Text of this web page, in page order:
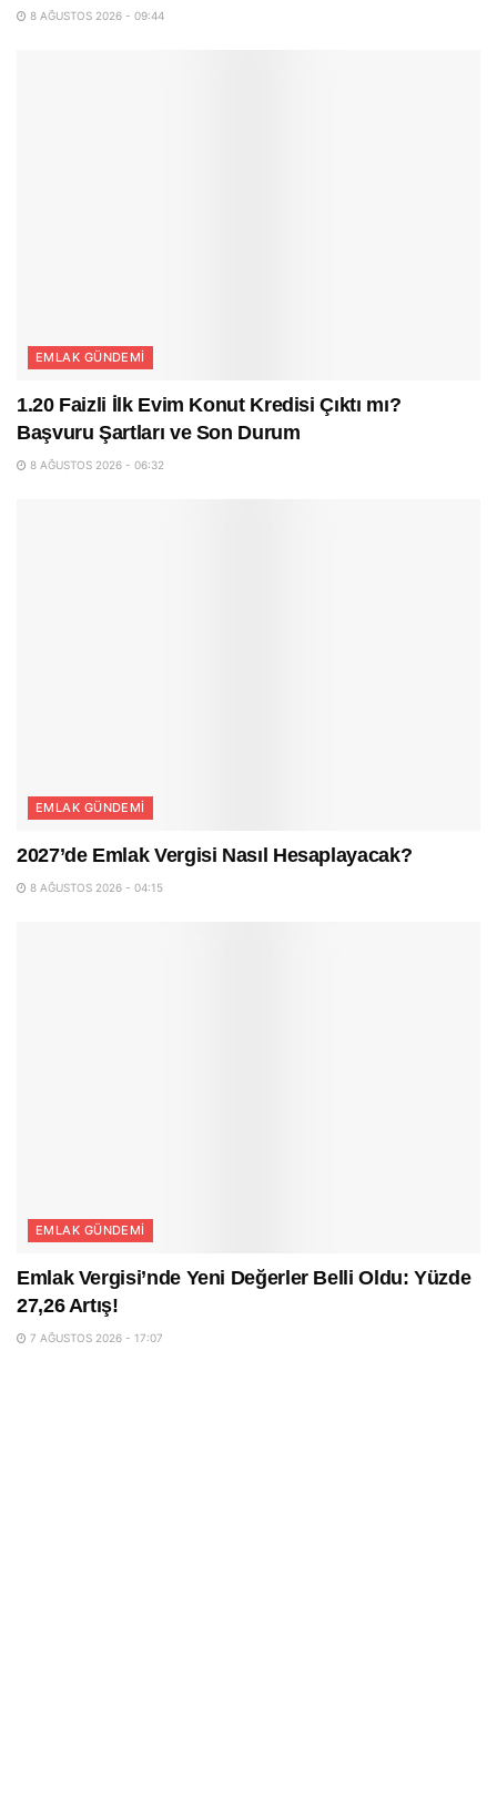
8 AĞUSTOS 2026 - 09:44
EMLAK GÜNDEMI
1.20 Faizli İlk Evim Konut Kredisi Çıktı mı?
Başvuru Şartları ve Son Durum
8 AĞUSTOS 2026 - 06:32
EMLAK GÜNDEMI
2027’de Emlak Vergisi Nasıl Hesaplayacak?
8 AĞUSTOS 2026 - 04:15
EMLAK GÜNDEMI
Emlak Vergisi’nde Yeni Değerler Belli Oldu: Yüzde
27,26 Artış!
7 AĞUSTOS 2026 - 17:07